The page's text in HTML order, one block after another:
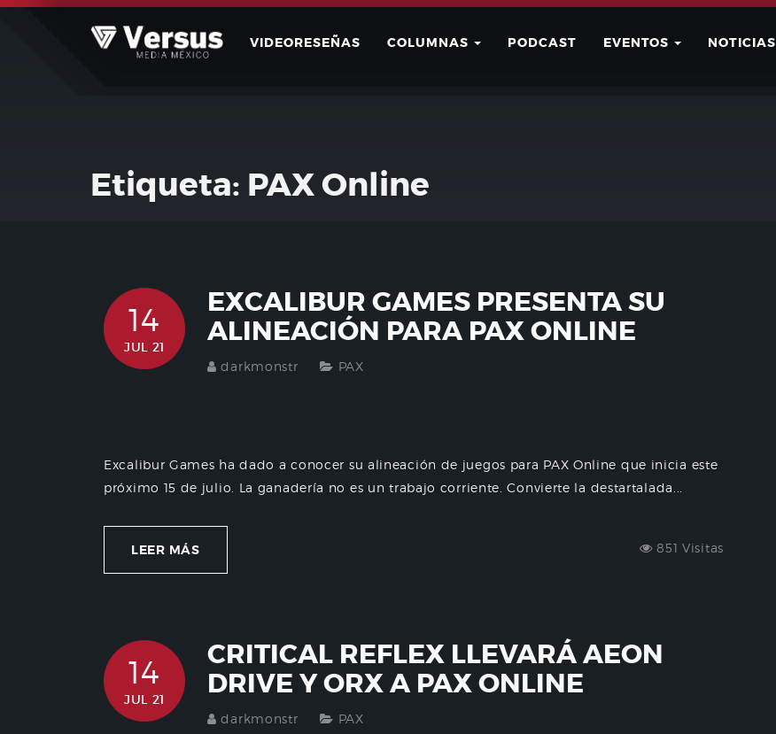
Skip
VIDEORESEÑAS COLUMNAS PODCAST EVENTOS NOTICIAS
Etiqueta: PAX Online
14
JUL 21
EXCALIBUR GAMES PRESENTA SU
ALINEACIÓN PARA PAX ONLINE
darkmonstr PAX
Excalibur Games ha dado a conocer su alineación de juegos para PAX Online que inicia este
próximo 15 de julio. La ganadería no es un trabajo corriente. Convierte la destartalada...
LEER MÁS 851 Visitas
14
JUL 21
CRITICAL REFLEX LLEVARÁ AEON
DRIVE Y ORX A PAX ONLINE
darkmonstr PAX